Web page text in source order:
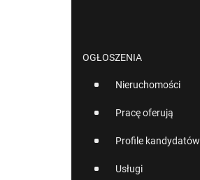
OGŁOSZENIA
Nieruchomości
Pracę oferują
Profile kandydatów
Usługi